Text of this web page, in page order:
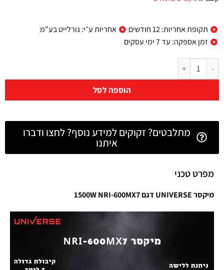
תקופת אחריות: 12 חודשים
אחריות ע״י: נורלייט בע"מ
זמן אספקה: עד 7 ימי עסקים
הוספה לסל
מתלבטים? זקוקים למידע נוסף? לחצו ודברו
איתנו
מפרט טכני
מיקסר UNIVERSE דגם 1500W NRI-600MX7